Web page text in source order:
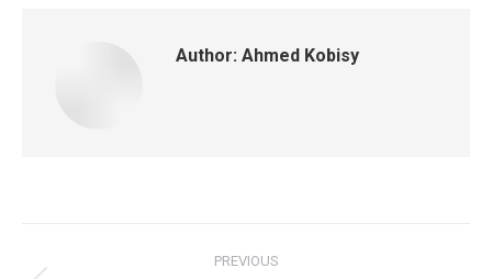
Author: Ahmed Kobisy
PREVIOUS